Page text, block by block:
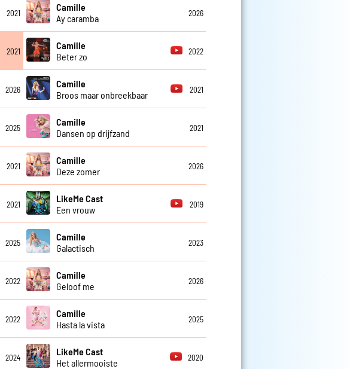
2021
Camille
Ay caramba
2026
2021
Camille
Beter zo
2022
2026
Camille
Broos maar onbreekbaar
2021
2025
Camille
Dansen op drijfzand
2021
2021
Camille
Deze zomer
2026
2021
LikeMe Cast
Een vrouw
2019
2025
Camille
Galactisch
2023
2022
Camille
Geloof me
2026
2022
Camille
Hasta la vista
2025
2024
LikeMe Cast
Het allermooiste
2020